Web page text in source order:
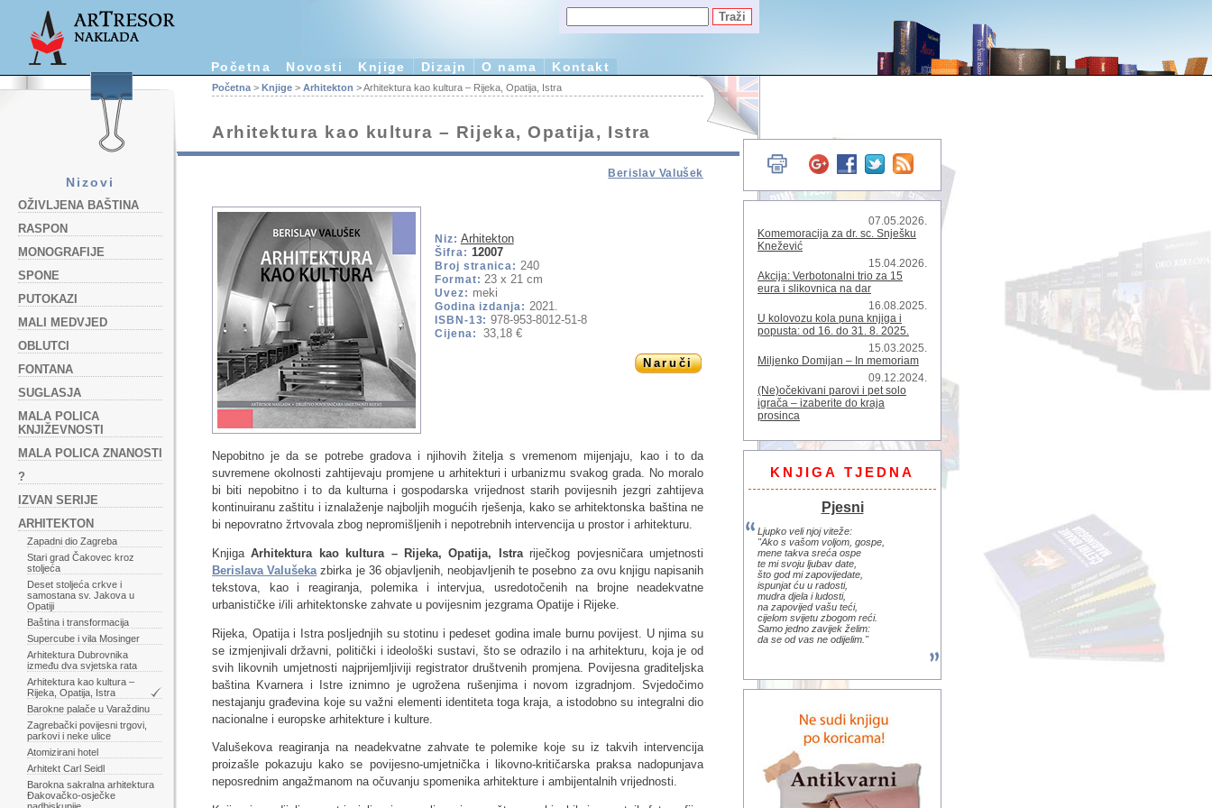
Početna Novosti Knjige Dizajn O nama Kontakt
Nizovi
OŽIVLJENA BAŠTINA
RASPON
MONOGRAFIJE
SPONE
PUTOKAZI
MALI MEDVJED
OBLUTCI
FONTANA
SUGLASJA
MALA POLICA
KNJIŽEVNOSTI
MALA POLICA ZNANOSTI
?
IZVAN SERIJE
ARHITEKTON
Zapadni dio Zagreba
Stari grad Čakovec kroz
stoljeća
Deset stoljeća crkve i
samostana sv. Jakova u
Opatiji
Baština i transformacija
Supercube i vila Mosinger
Arhitektura Dubrovnika
između dva svjetska rata
Arhitektura kao kultura –
Rijeka, Opatija, Istra
Barokne palače u Varaždinu
Zagrebački povijesni trgovi,
parkovi i neke ulice
Atomizirani hotel
Arhitekt Carl Seidl
Barokna sakralna arhitektura
Đakovačko-osječke
Početna > Knjige > Arhitekton > Arhitektura kao kultura – Rijeka, Opatija, Istra
Arhitektura kao kultura – Rijeka, Opatija, Istra
Berislav Valušek
Niz: Arhitekton
Šifra: 12007
Broj stranica: 240
Format: 23 x 21 cm
Uvez: meki
Godina izdanja: 2021.
ISBN-13: 978-953-8012-51-8
Cijena: 33,18 €
Naruči
Nepobitno je da se potrebe gradova i njihovih žitelja s vremenom mijenjaju, kao i to da
suvremene okolnosti zahtijevaju promjene u arhitekturi i urbanizmu svakog grada. No moralo
bi biti nepobitno i to da kulturna i gospodarska vrijednost starih povijesnih jezgri zahtijeva
kontinuiranu zaštitu i iznalaženje najboljih mogućih rješenja, kako se arhitektonska baština ne
bi nepovratno žrtvovala zbog nepromišljenih i nepotrebnih intervencija u prostor i arhitekturu.
KnjigaArhitektura kao kultura – Rijeka, Opatija, Istrariječkog povjesničara umjetnosti
Berislava Valušeka zbirka je 36 objavljenih, neobjavljenih te posebno za ovu knjigu napisanih
tekstova, kao i reagiranja, polemika i intervjua, usredotočenih na brojne neadekvatne
urbanističke i/ili arhitektonske zahvate u povijesnim jezgrama Opatije i Rijeke.
Rijeka, Opatija i Istra posljednjih su stotinu i pedeset godina imale burnu povijest. U njima su
se izmjenjivali državni, politički i ideološki sustavi, što se odrazilo i na arhitekturu, koja je od
svih likovnih umjetnosti najprijemljiviji registrator društvenih promjena. Povijesna graditeljska
baština Kvarnera i Istre iznimno je ugrožena rušenjima i novom izgradnjom. Svjedočimo
nestajanju građevina koje su važni elementi identiteta toga kraja, a istodobno su integralni dio
nacionalne i europske arhitekture i kulture.
Valušekova reagiranja na neadekvatne zahvate te polemike koje su iz takvih intervencija
proizašle pokazuju kako se povijesno-umjetnička i likovno-kritičarska praksa nadopunjava
neposrednim angažmanom na očuvanju spomenika arhitekture i ambijentalnih vrijednosti.
07.05.2026.
Komemoracija za dr. sc. Snješku
Knežević
15.04.2026.
Akcija: Verbotonalni trio za 15
eura i slikovnica na dar
16.08.2025.
U kolovozu kola puna knjiga i
popusta: od 16. do 31. 8. 2025.
15.03.2025.
Miljenko Domijan – In memoriam
09.12.2024.
(Ne)očekivani parovi i pet solo
igrača – izaberite do kraja
prosinca
KNJIGA TJEDNA
Pjesni
Ljupko veli njoj viteže:
"Ako s vašom voljom, gospe,
mene takva sreća ospe
te mi svoju ljubav date,
što god mi zapovijedate,
ispunjat ću u radosti,
mudra djela i ludosti,
na zapovijed vašu teći,
cijelom svijetu zbogom reći.
Samo jedno zavijek želim:
da se od vas ne odijelim."